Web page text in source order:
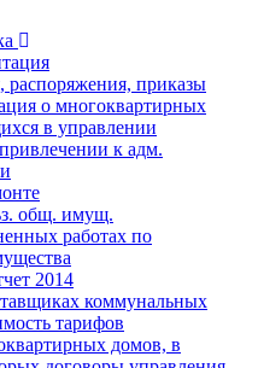
распоряжения, приказы
о многоквартирных
в управлении
к адм.
общ. имущ.
работах по
2014
коммунальных
тарифов
домов, в